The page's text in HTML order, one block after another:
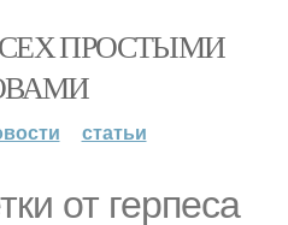
ПРОСТЫМИ
статьи
от герпеса